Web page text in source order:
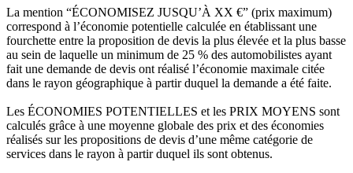
La mention “ÉCONOMISEZ JUSQU’À XX €” (prix maximum)
correspond à l’économie potentielle calculée en établissant une
fourchette entre la proposition de devis la plus élevée et la plus basse
au sein de laquelle un minimum de 25 % des automobilistes ayant
fait une demande de devis ont réalisé l’économie maximale citée
dans le rayon géographique à partir duquel la demande a été faite.
Les ÉCONOMIES POTENTIELLES et les PRIX MOYENS sont
calculés grâce à une moyenne globale des prix et des économies
réalisés sur les propositions de devis d’une même catégorie de
services dans le rayon à partir duquel ils sont obtenus.